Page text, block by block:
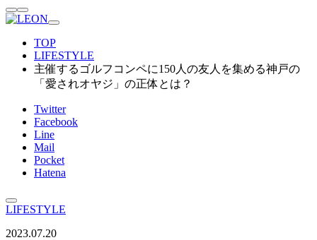
TOP
LIFESTYLE
主催するゴルフコンペに150人の友人を集める神戸の
「愛されオヤジ」の正体とは？
Twitter
Facebook
Line
Mail
Pocket
Hatena
LIFESTYLE
2023.07.20